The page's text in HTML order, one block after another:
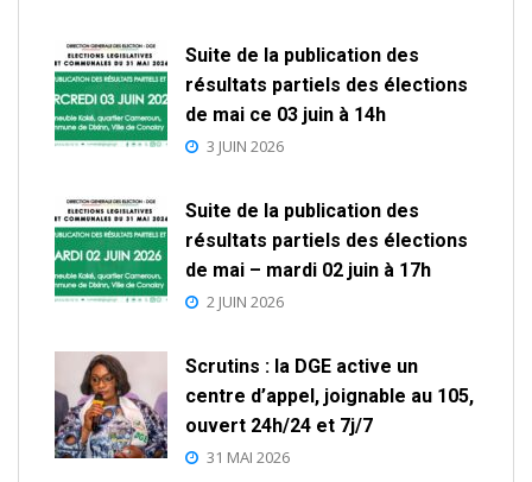
Suite de la publication des
résultats partiels des élections
de mai ce 03 juin à 14h
3 JUIN 2026
Suite de la publication des
résultats partiels des élections
de mai – mardi 02 juin à 17h
2 JUIN 2026
Scrutins : la DGE active un
centre d’appel, joignable au 105,
ouvert 24h/24 et 7j/7
31 MAI 2026